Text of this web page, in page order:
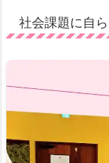
社会課題に自